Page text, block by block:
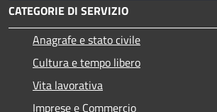
CATEGORIE DI SERVIZIO
Anagrafe e stato civile
Cultura e tempo libero
Vita lavorativa
Imprese e Commercio